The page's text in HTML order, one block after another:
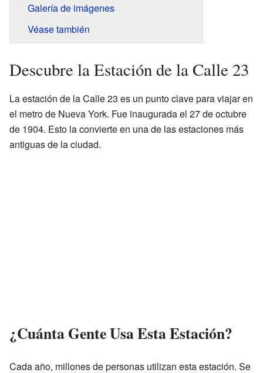
Galería de imágenes
Véase también
Descubre la Estación de la Calle 23
La estación de la Calle 23 es un punto clave para viajar en
el metro de Nueva York. Fue inaugurada el 27 de octubre
de 1904. Esto la convierte en una de las estaciones más
antiguas de la ciudad.
¿Cuánta Gente Usa Esta Estación?
Cada año, millones de personas utilizan esta estación. Se